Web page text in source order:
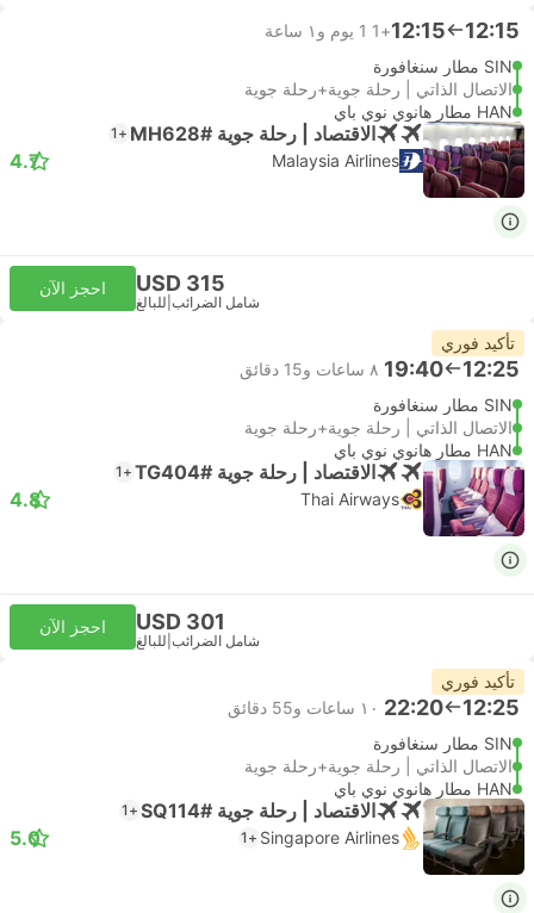
12:15
12:15
+1
1 يوم و١ ساعة
SIN مطار سنغافورة
الاتصال الذاتي | رحلة جوية+رحلة جوية
HAN مطار هانوي نوي باي
الاقتصاد | رحلة جوية #MH628 +1
Malaysia Airlines
4.7
USD 315
شامل الضرائب للبالغ
احجز الآن
تأكيد فوري
12:25
19:40 ٨ ساعات و‫15 دقائق
SIN مطار سنغافورة
الاتصال الذاتي | رحلة جوية+رحلة جوية
HAN مطار هانوي نوي باي
الاقتصاد | رحلة جوية #TG404 +1
Thai Airways
4.8
USD 301
شامل الضرائب للبالغ
احجز الآن
تأكيد فوري
12:25
22:20 ١٠ ساعات و‫55 دقائق
SIN مطار سنغافورة
الاتصال الذاتي | رحلة جوية+رحلة جوية
HAN مطار هانوي نوي باي
الاقتصاد | رحلة جوية #SQ114 +1
Singapore Airlines
+1
5.0